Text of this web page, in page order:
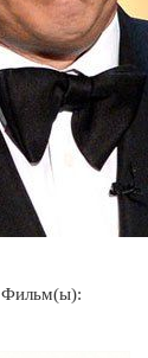
Фильм(ы):